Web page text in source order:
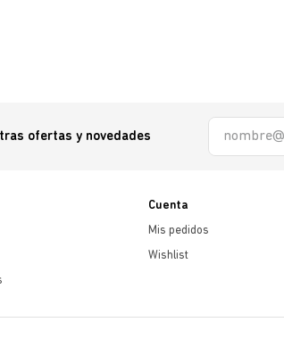
ofertas y novedades
Cuenta
Mis pedidos
Wishlist